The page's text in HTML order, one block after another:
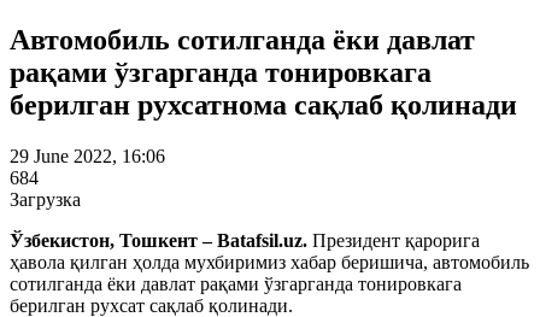
Автомобиль сотилганда ёки давлат
рақами ўзгарганда тонировкага
берилган рухсатнома сақлаб қолинади
29 June 2022, 16:06
684
Загрузка
Ўзбекистон, Тошкент – Batafsil.uz. Президент қарорига
ҳавола қилган ҳолда мухбиримиз хабар беришича, автомобиль
сотилганда ёки давлат рақами ўзгарганда тонировкага
берилган рухсат сақлаб қолинади.